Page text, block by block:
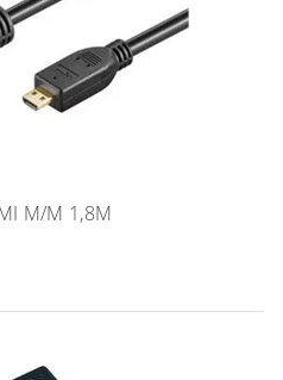
M/M 1,8M